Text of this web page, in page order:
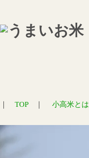
TOP｜ 小高米とは